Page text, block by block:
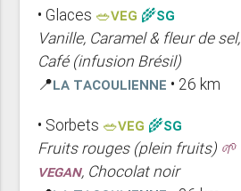
• Glaces 🥗VEG 🌾SG
Vanille, Caramel & fleur de sel,
Café (infusion Brésil)
📍La Tacoulienne • 26 km
• Sorbets 🥗VEG 🌾SG
Fruits rouges (plein fruits) 🌱
VEGAN, Chocolat noir